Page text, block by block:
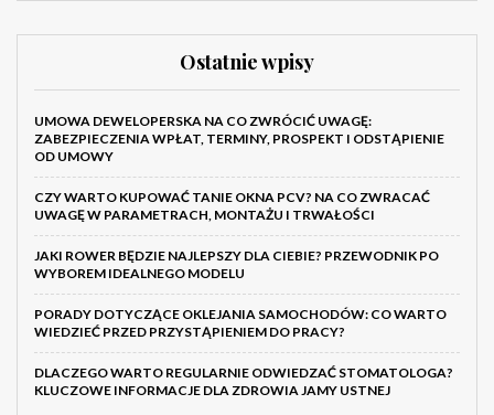
Ostatnie wpisy
UMOWA DEWELOPERSKA NA CO ZWRÓCIĆ UWAGĘ:
ZABEZPIECZENIA WPŁAT, TERMINY, PROSPEKT I ODSTĄPIENIE
OD UMOWY
CZY WARTO KUPOWAĆ TANIE OKNA PCV? NA CO ZWRACAĆ
UWAGĘ W PARAMETRACH, MONTAŻU I TRWAŁOŚCI
JAKI ROWER BĘDZIE NAJLEPSZY DLA CIEBIE? PRZEWODNIK PO
WYBOREM IDEALNEGO MODELU
PORADY DOTYCZĄCE OKLEJANIA SAMOCHODÓW: CO WARTO
WIEDZIEĆ PRZED PRZYSTĄPIENIEM DO PRACY?
DLACZEGO WARTO REGULARNIE ODWIEDZAĆ STOMATOLOGA?
KLUCZOWE INFORMACJE DLA ZDROWIA JAMY USTNEJ